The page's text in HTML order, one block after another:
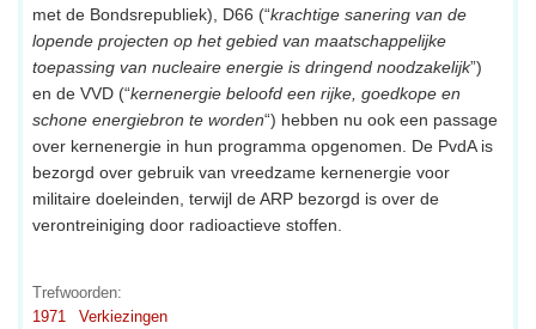
met de Bondsrepubliek), D66 (“krachtige sanering van de
lopende projecten op het gebied van maatschappelijke
toepassing van nucleaire energie is dringend noodzakelijk”)
en de VVD (“kernenergie beloofd een rijke, goedkope en
schone energiebron te worden“) hebben nu ook een passage
over kernenergie in hun programma opgenomen. De PvdA is
bezorgd over gebruik van vreedzame kernenergie voor
militaire doeleinden, terwijl de ARP bezorgd is over de
verontreiniging door radioactieve stoffen.
Trefwoorden:
1971
Verkiezingen